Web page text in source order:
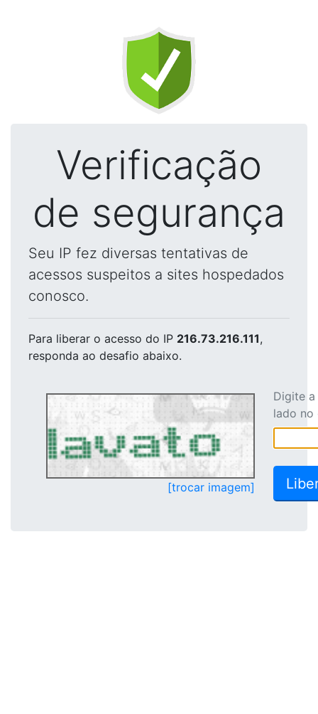
Verificação
de segurança
Seu IP fez diversas tentativas de
acessos suspeitos a sites hospedados
conosco.
Para liberar o acesso do IP 216.73.216.111,
responda ao desafio abaixo.
[trocar imagem]
Digite
lado no